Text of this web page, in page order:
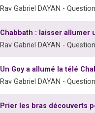
Rav Gabriel DAYAN -
Chabbath : laisser allumer
Rav Gabriel DAYAN -
Un Goy a allumé la télé
Rav Gabriel DAYAN -
Prier les bras découverts